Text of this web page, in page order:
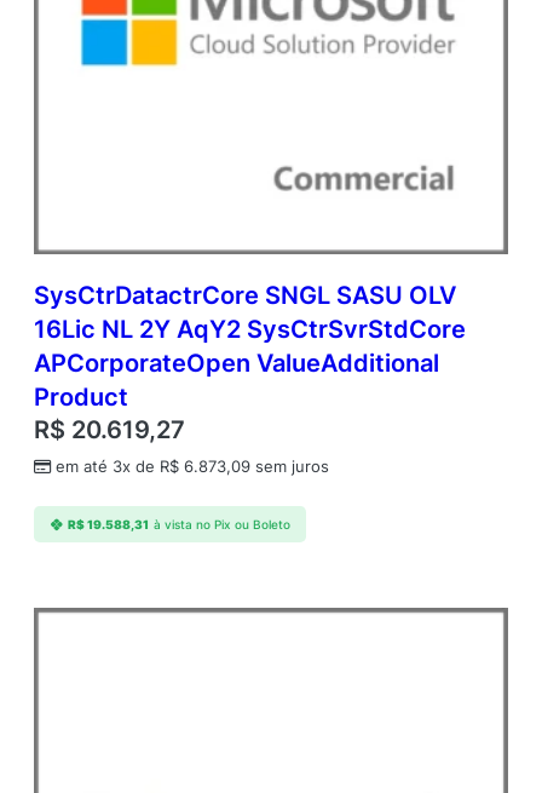
SysCtrDatactrCore SNGL SASU OLV
16Lic NL 2Y AqY2 SysCtrSvrStdCore
APCorporateOpen ValueAdditional
Product
R$ 20.619,27
em até 3x de R$ 6.873,09 sem juros
R$19.588,31 à vista no Pix ou Boleto